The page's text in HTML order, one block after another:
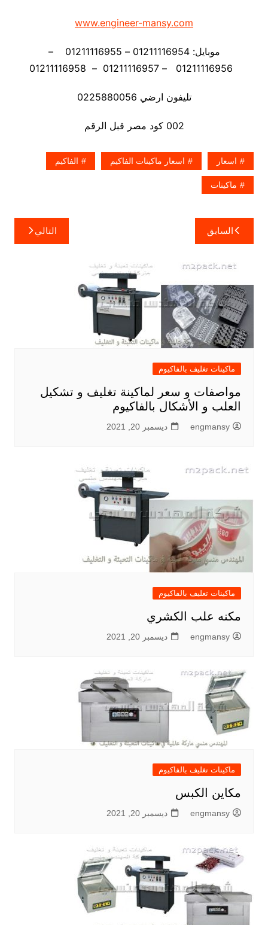
www.engineer-mansy.com
موبايل: 01211116954 – 01211116955 –
تليفون ارضي 0225880056
002 كود مصر قبل الرقم
اسعار اسعار ماكينات الفاكيم الفاكيم
ماكينات
تصفّح
المقالات
السابق التالي
ماكينات تغليف بالفاكيوم
مواصفات و سعر لماكينة تغليف و تشكيل
العلب و الأشكال بالفاكيوم
engmansy ديسمبر 20, 2021
ماكينات تغليف بالفاكيوم
مكنه علب الكشري
engmansy ديسمبر 20, 2021
ماكينات تغليف بالفاكيوم
مكاين الكبس
engmansy ديسمبر 20, 2021